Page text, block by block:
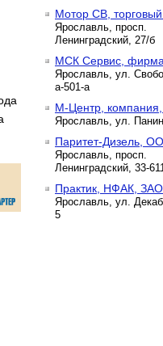
Мотор СВ,
Ярославль, просп.
Ленинградский, 27/б
МСК Сервис,
Ярославль, ул.
а-501-а
М-Центр,
Ярославль, ул.
Паритет-Дизель,
Ярославль, просп.
Ленинградский, 33-
Практик, НФАК, ЗАО
Ярославль, ул.
5